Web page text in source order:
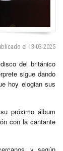
el 13-03-2025
del británico
sigue dando
hoy elogian sus
próximo álbum
con la cantante